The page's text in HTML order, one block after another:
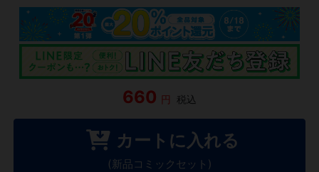
660 円 税込
カートに入れる
(新品コミックセット)